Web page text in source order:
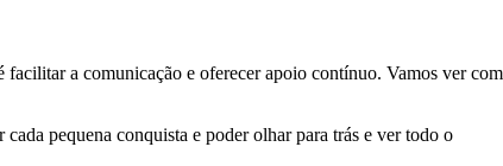
facilitar a comunicação e oferecer apoio contínuo. Vamos ver
pequena conquista e poder olhar para trás e ver todo o